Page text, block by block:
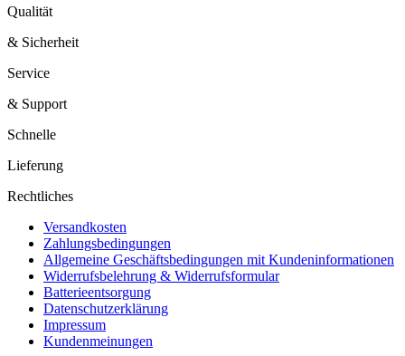
Qualität
& Sicherheit
Service
& Support
Schnelle
Lieferung
Rechtliches
Versandkosten
Zahlungsbedingungen
Allgemeine Geschäftsbedingungen mit Kundeninformationen
Widerrufsbelehrung & Widerrufsformular
Batterieentsorgung
Datenschutzerklärung
Impressum
Kundenmeinungen